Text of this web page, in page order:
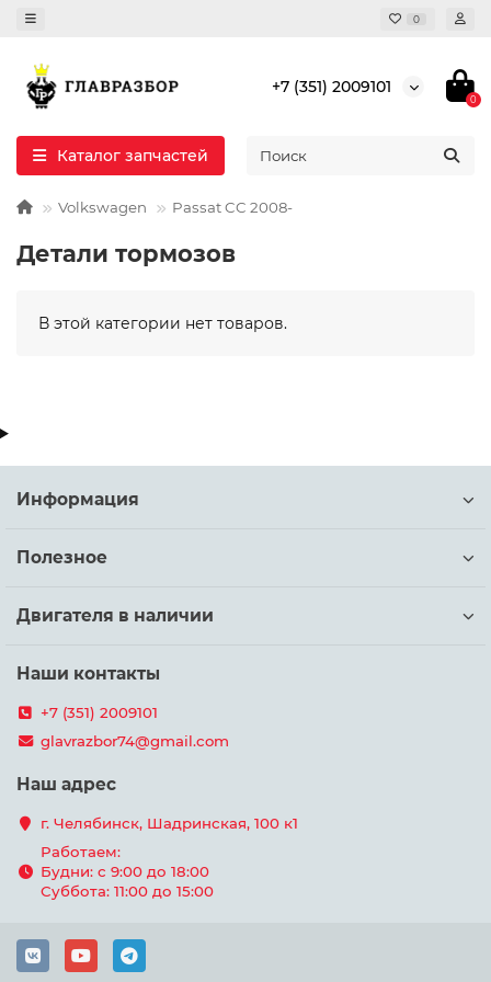
0
+7 (351) 2009101
0
Каталог запчастей
Volkswagen Passat CC 2008-
Детали тормозов
В этой категории нет товаров.
Информация
Полезное
Двигателя в наличии
Наши контакты
+7 (351) 2009101
glavrazbor74@gmail.com
Наш адрес
г. Челябинск, Шадринская, 100 к1
Работаем:
Будни: с 9:00 до 18:00
Суббота: 11:00 до 15:00